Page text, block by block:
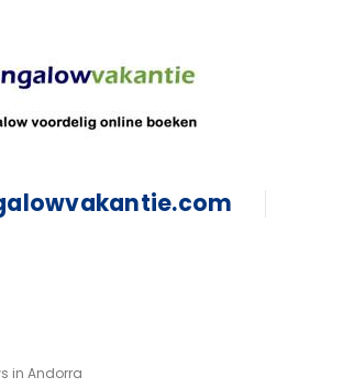
in Andorra